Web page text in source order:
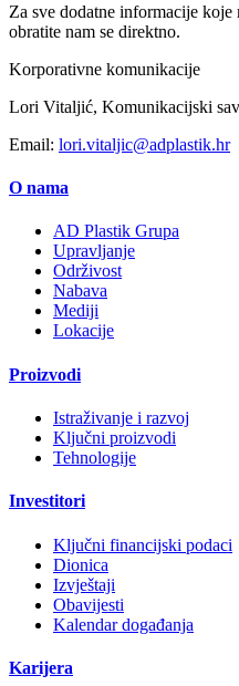
Za sve dodatne informacije koje
obratite nam se direktno.
Korporativne komunikacije
Lori Vitaljić, Komunikacijski
Email: lori.vitaljic@adplastik.hr
O nama
AD Plastik Grupa
Upravljanje
Održivost
Nabava
Mediji
Lokacije
Proizvodi
Istraživanje i razvoj
Ključni proizvodi
Tehnologije
Investitori
Ključni financijski podaci
Dionica
Izvještaji
Obavijesti
Kalendar događanja
Karijera